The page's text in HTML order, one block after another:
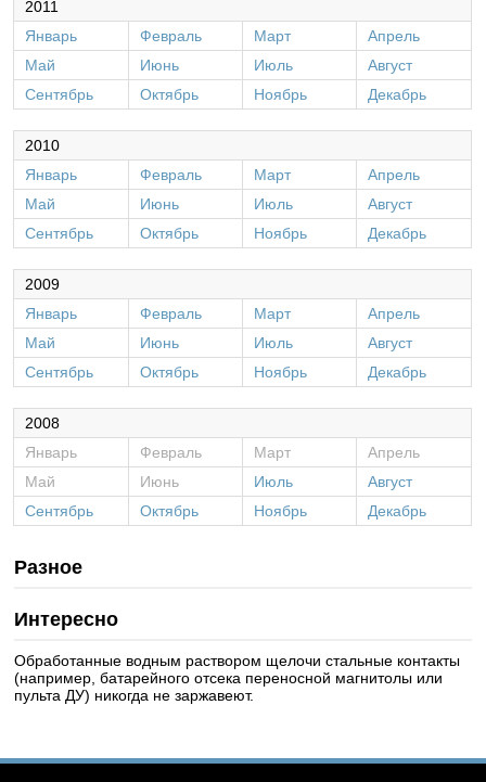
2011
Январь
Февраль Март
Апрель
Май
Июнь Июль
Август
Сентябрь
Октябрь Ноябрь Декабрь
2010
Январь
Февраль Март
Апрель
Май
Июнь Июль
Август
Сентябрь
Октябрь Ноябрь Декабрь
2009
Январь
Февраль Март
Апрель
Май
Июнь Июль
Август
Сентябрь
Октябрь Ноябрь Декабрь
2008
Январь
Февраль Март
Апрель
Май
Июнь Июль
Август
Сентябрь
Октябрь Ноябрь Декабрь
Разное
Интересно
Обработанные водным раствором щелочи стальные контакты
(например, батарейного отсека переносной магнитолы или
пульта ДУ) никогда не заржавеют.